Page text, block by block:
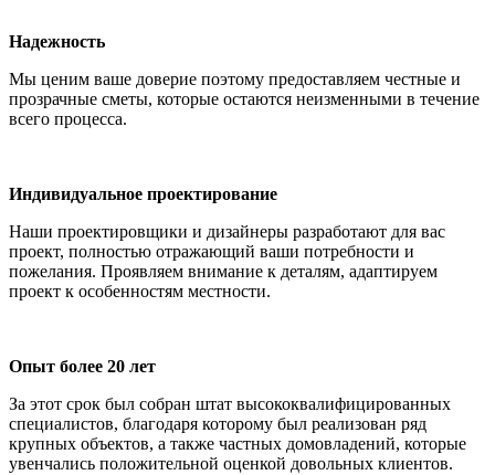
Надежность
Мы ценим ваше доверие поэтому предоставляем честные и
прозрачные сметы, которые остаются неизменными в течение
всего процесса.
Индивидуальное проектирование
Наши проектировщики и дизайнеры разработают для вас
проект, полностью отражающий ваши потребности и
пожелания. Проявляем внимание к деталям, адаптируем
проект к особенностям местности.
Опыт более 20 лет
За этот срок был собран штат высококвалифицированных
специалистов, благодаря которому был реализован ряд
крупных объектов, а также частных домовладений, которые
увенчались положительной оценкой довольных клиентов.